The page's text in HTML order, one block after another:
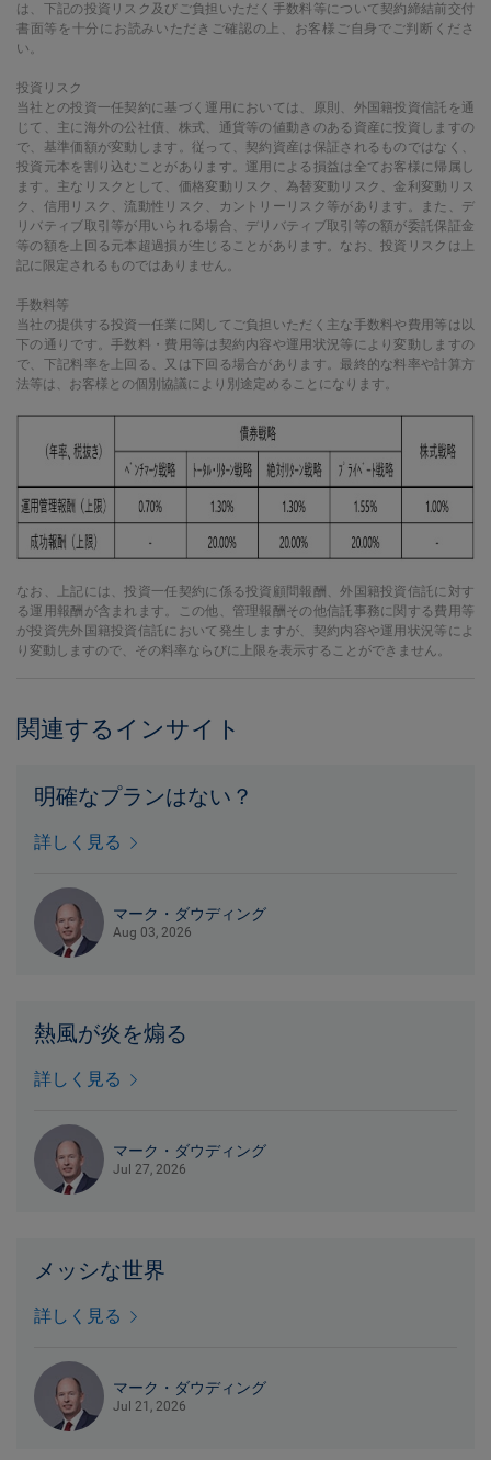
は、下記の投資リスク及びご負担いただく手数料等について契約締結前交付
書面等を十分にお読みいただきご確認の上、お客様ご自身でご判断くださ
い。
投資リスク
当社との投資一任契約に基づく運用においては、原則、外国籍投資信託を通
じて、主に海外の公社債、株式、通貨等の値動きのある資産に投資しますの
で、基準価額が変動します。従って、契約資産は保証されるものではなく、
投資元本を割り込むことがあります。運用による損益は全てお客様に帰属し
ます。主なリスクとして、価格変動リスク、為替変動リスク、金利変動リス
ク、信用リスク、流動性リスク、カントリーリスク等があります。また、デ
リバティブ取引等が用いられる場合、デリバティブ取引等の額が委託保証金
等の額を上回る元本超過損が生じることがあります。なお、投資リスクは上
記に限定されるものではありません。
手数料等
当社の提供する投資一任業に関してご負担いただく主な手数料や費用等は以
下の通りです。手数料・費用等は契約内容や運用状況等により変動しますの
で、下記料率を上回る、又は下回る場合があります。最終的な料率や計算方
法等は、お客様との個別協議により別途定めることになります。
なお、上記には、投資一任契約に係る投資顧問報酬、外国籍投資信託に対す
る運用報酬が含まれます。この他、管理報酬その他信託事務に関する費用等
が投資先外国籍投資信託において発生しますが、契約内容や運用状況等によ
り変動しますので、その料率ならびに上限を表示することができません。
関連するインサイト
明確なプランはない？
詳しく見る
マーク・ダウディング
Aug 03, 2026
熱風が炎を煽る
詳しく見る
マーク・ダウディング
Jul 27, 2026
メッシな世界
詳しく見る
マーク・ダウディング
Jul 21, 2026